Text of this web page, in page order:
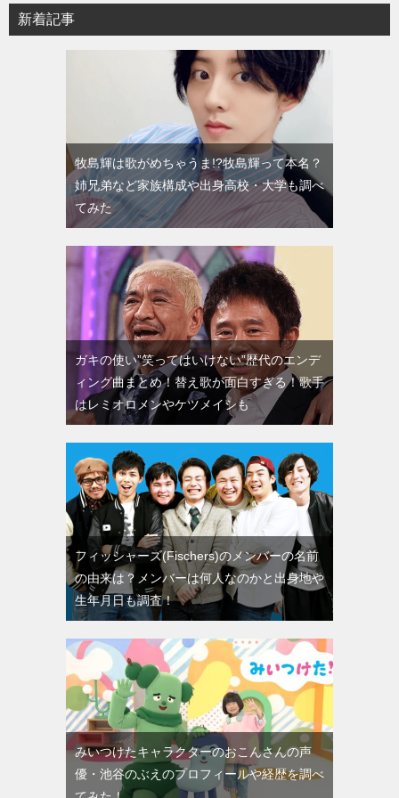
新着記事
牧島輝は歌がめちゃうま!?牧島輝って本名？
姉兄弟など家族構成や出身高校・大学も調べ
てみた
ガキの使い”笑ってはいけない”歴代のエンデ
ィング曲まとめ！替え歌が面白すぎる！歌手
はレミオロメンやケツメイシも
フィッシャーズ(Fischers)のメンバーの名前
の由来は？メンバーは何人なのかと出身地や
生年月日も調査！
みいつけたキャラクターのおこんさんの声
優・池谷のぶえのプロフィールや経歴を調べ